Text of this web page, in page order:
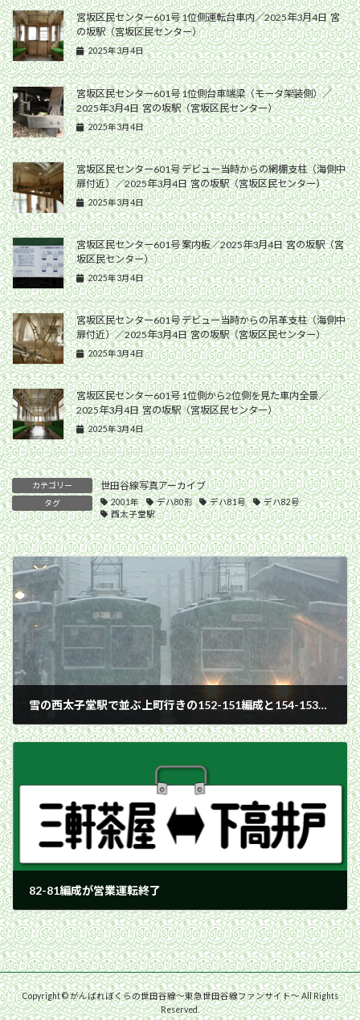
宮坂区民センター601号 1位側運転台車内／2025年3月4日 宮
の坂駅（宮坂区民センター）
2025年3月4日
宮坂区民センター601号 1位側台車端梁（モータ架装側）／
2025年3月4日 宮の坂駅（宮坂区民センター）
2025年3月4日
宮坂区民センター601号 デビュー当時からの網棚支柱（海側中
扉付近）／2025年3月4日 宮の坂駅（宮坂区民センター）
2025年3月4日
宮坂区民センター601号 案内板／2025年3月4日 宮の坂駅（宮
坂区民センター）
2025年3月4日
宮坂区民センター601号 デビュー当時からの吊革支柱（海側中
扉付近）／2025年3月4日 宮の坂駅（宮坂区民センター）
2025年3月4日
宮坂区民センター601号 1位側から2位側を見た車内全景／
2025年3月4日 宮の坂駅（宮坂区民センター）
2025年3月4日
カテゴリー 世田谷線写真アーカイブ
タグ 2001年 デハ80形 デハ81号
デハ82号
西太子堂駅
雪の西太子堂駅で並ぶ上町行きの152-151編成と154-153編成／2001年1月27日 西太子堂駅
2001年1月27日
82-81編成が営業運転終了
2001年1月27日
Copyright © がんばれぼくらの世田谷線〜東急世田谷線ファンサイト〜 All Rights
Reserved.